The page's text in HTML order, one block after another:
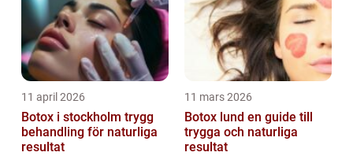
11 april 2026
Botox i stockholm trygg
behandling för naturliga
resultat
11 mars 2026
Botox lund en guide till
trygga och naturliga
resultat